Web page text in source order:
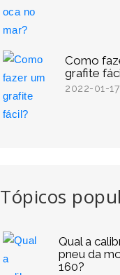
Como
grafite
2022-01-17
Tópicos
Qual a
pneu da
160?